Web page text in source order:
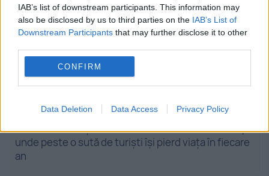
IAB’s list of downstream participants. This information may
also be disclosed by us to third parties on the IAB’s List of
Downstream Participants that may further disclose it to other
CONFIRM
Data Deletion Data Access Privacy Policy
Stiri calde
00:20-Evoluția lui pește prăjit: de la Topor la
23:55-Destinația turistică mortală: locul din Europa
unde peste o sută de turiști își pierd viața în fiecare
an